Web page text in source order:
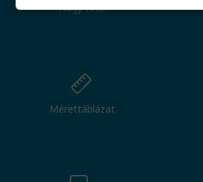
Nagy tétel
Mérettáblázat